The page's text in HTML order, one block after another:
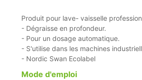
Produit pour lave- vaisselle
- Dégraisse en profondeur.
- Pour un dosage automatique.
- S'utilise dans les machines
- Nordic Swan Ecolabel
Mode d'emploi